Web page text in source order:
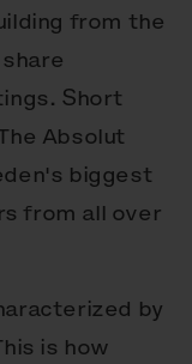
from the
Short
Absolut
biggest
from all over
by
is how